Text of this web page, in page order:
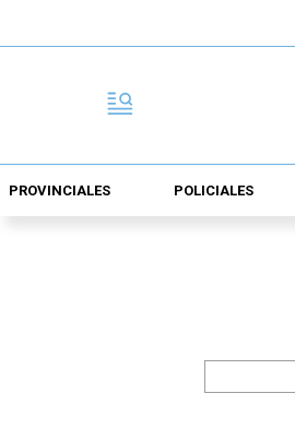
PROVINCIALES POLICIALES